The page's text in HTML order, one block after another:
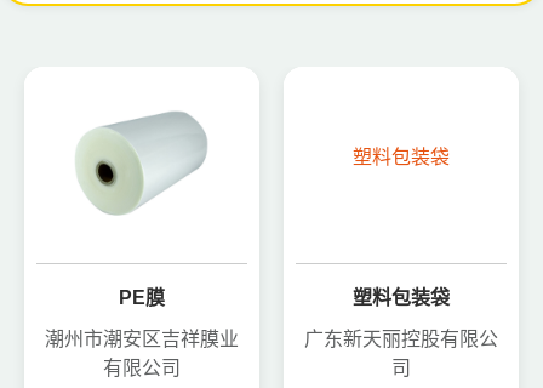
PE膜
潮州市潮安区吉祥膜业
有限公司
塑料包装袋
塑料包装袋
广东新天丽控股有限公
司